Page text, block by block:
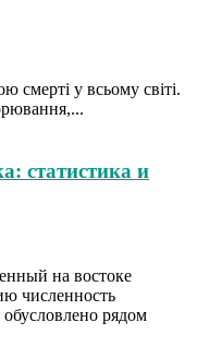
смерті у всьому світі.
статистика и
на востоке
численность
рядом